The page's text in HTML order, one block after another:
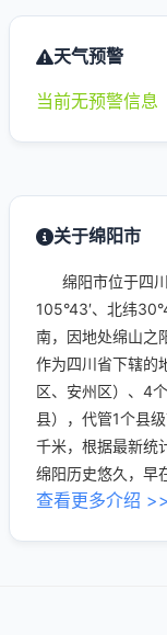
天气预警
当前无预警信息
关于绵阳市
绵阳市位于四川
105°43′、北纬
南，因地处绵山之
作为四川省下辖的
区、安州区）、4
县），代管1个县
千米，根据最新统
绵阳历史悠久，早
查看更多介绍 >>